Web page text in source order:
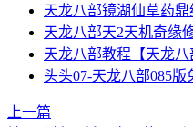
天龙八部镜湖仙草药
天龙八部天2天机奇缘
天龙八部教程【天龙八
头头07-天龙八部085
上一篇